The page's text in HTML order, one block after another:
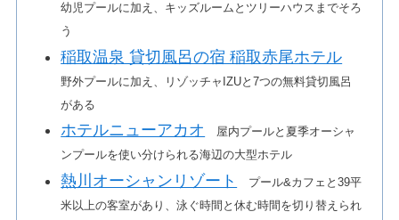
幼児プールに加え、キッズルームとツリーハウスまでそろ
う
稲取温泉 貸切風呂の宿 稲取赤尾ホテル
野外プールに加え、リゾッチャIZUと7つの無料貸切風呂
がある
ホテルニューアカオ
屋内プールと夏季オーシャ
ンプールを使い分けられる海辺の大型ホテル
熱川オーシャンリゾート
プール&カフェと39平
米以上の客室があり、泳ぐ時間と休む時間を切り替えられ